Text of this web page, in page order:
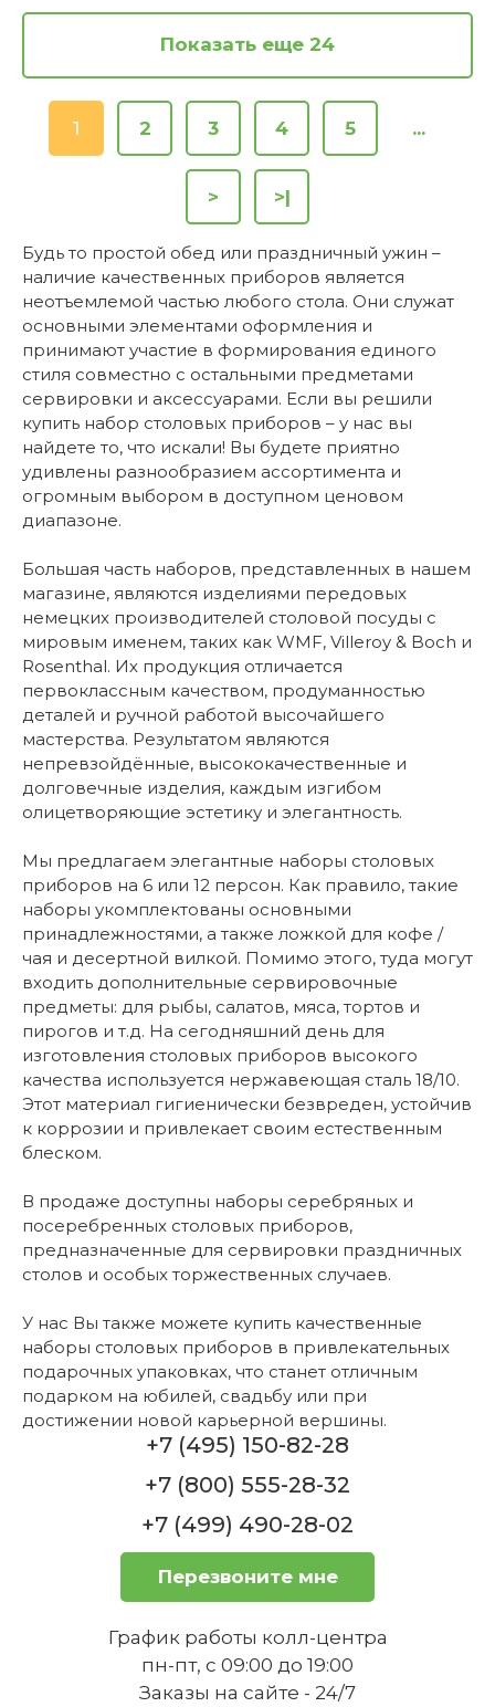
Показать еще 24
1 2 3 4 5 ...
> >|
Будь то простой обед или праздничный ужин –
наличие качественных приборов является
неотъемлемой частью любого стола. Они служат
основными элементами оформления и
принимают участие в формирования единого
стиля совместно с остальными предметами
сервировки и аксессуарами. Если вы решили
купить набор столовых приборов – у нас вы
найдете то, что искали! Вы будете приятно
удивлены разнообразием ассортимента и
огромным выбором в доступном ценовом
диапазоне.
Большая часть наборов, представленных в нашем
магазине, являются изделиями передовых
немецких производителей столовой посуды с
мировым именем, таких как WMF, Villeroy & Boch и
Rosenthal. Их продукция отличается
первоклассным качеством, продуманностью
деталей и ручной работой высочайшего
мастерства. Результатом являются
непревзойдённые, высококачественные и
долговечные изделия, каждым изгибом
олицетворяющие эстетику и элегантность.
Мы предлагаем элегантные наборы столовых
приборов на 6 или 12 персон. Как правило, такие
наборы укомплектованы основными
принадлежностями, а также ложкой для кофе /
чая и десертной вилкой. Помимо этого, туда могут
входить дополнительные сервировочные
предметы: для рыбы, салатов, мяса, тортов и
пирогов и т.д. На сегодняшний день для
изготовления столовых приборов высокого
качества используется нержавеющая сталь 18/10.
Этот материал гигиенически безвреден, устойчив
к коррозии и привлекает своим естественным
блеском.
В продаже доступны наборы серебряных и
посеребренных столовых приборов,
предназначенные для сервировки праздничных
столов и особых торжественных случаев.
У нас Вы также можете купить качественные
наборы столовых приборов в привлекательных
подарочных упаковках, что станет отличным
подарком на юбилей, свадьбу или при
достижении новой карьерной вершины.
+7 (495) 150-82-28
+7 (800) 555-28-32
+7 (499) 490-28-02
Перезвоните мне
График работы колл-центра
пн-пт, с 09:00 до 19:00
Заказы на сайте - 24/7